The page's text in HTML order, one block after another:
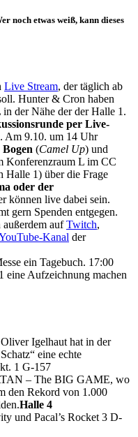
noch etwas weiß, kann dieses
Live Stream, der täglich ab
Hunter & Cron haben
der Nähe der der Halle 1.
per Live-
Am 9.10. um 14 Uhr
Bogen (Camel Up) und
Konferenzraum L im CC
Halle 1) über die Frage
oder der
können live dabei sein.
gern Spenden entgegen.
aufTwitch,
Kanal der
ein Tagebuch. 17:00
Aufzeichnung machen
Igelhaut hat in der
eine echte
1 G-157
– The BIG GAME, wo
den Rekord von 1.000
Halle 4
und Pacal’s Rocket 3 D-